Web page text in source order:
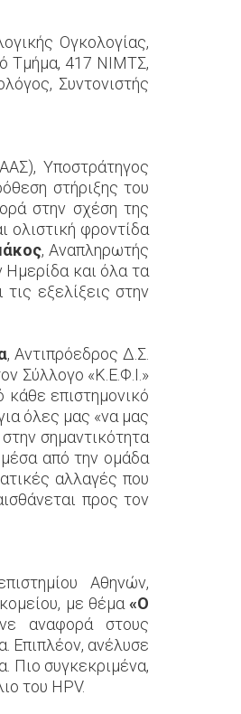
Ογκολογίας,
Τμήμα, 417 ΝΙΜΤΣ,
Συντονιστής
Υποστράτηγος
στήριξης του
στην σχέση της
ολιστική φροντίδα
, Αναπληρωτής
Ημερίδα και όλα τα
εξελίξεις στην
, Αντιπρόεδρος Δ.Σ.
Σύλλογο «Κ.Ε.Φ.Ι.»
επιστημονικό
όλες μας «να μας
σημαντικότητα
από την ομάδα
αλλαγές που
προς τον
Αθηνών,
με θέμα «Ο
αναφορά στους
Επιπλέον, ανέλυσε
Πιο συγκεκριμένα,
του HPV.